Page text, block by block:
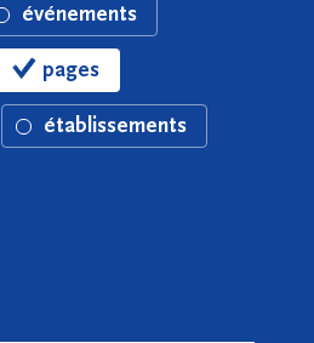
événements
pages
établissements